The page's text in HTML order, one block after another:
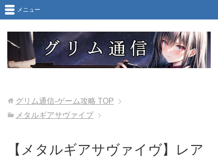
メニュー
グリム通信-ゲーム攻略 TOP
メタルギアサヴァイブ
【メタルギアサヴァイヴ】レア